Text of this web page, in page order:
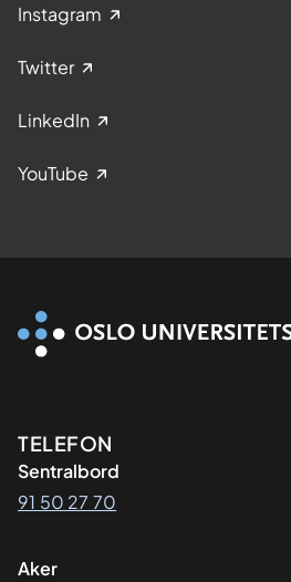
Instagram
Twitter
LinkedIn
YouTube
Kontaktinformasjon
TELEFON
Sentralbord
91 50 27 70
Aker